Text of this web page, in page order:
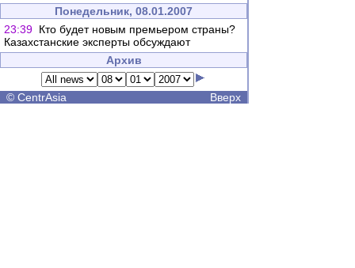
Понедельник, 08.01.2007
23:39 Кто будет новым премьером страны?
Казахстанские эксперты обсуждают
Архив
© CentrAsia Вверх